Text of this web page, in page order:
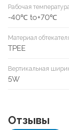
Рабочая
-40℃ to+70℃
Материал
TPEE
Вертикальная
5W
Отзывы